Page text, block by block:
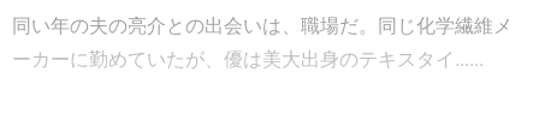
同い年の夫の亮介との出会いは、職場だ。同じ化学繊維メ
ーカーに勤めていたが、優は美大出身のテキスタイ......